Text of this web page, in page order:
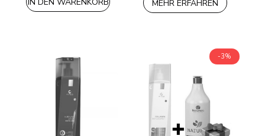
MEHR ERFAHREN
-3%